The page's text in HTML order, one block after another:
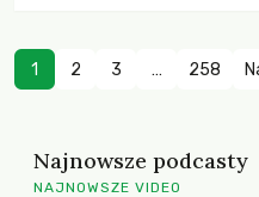
1 2 3 … 258
Najnowsze podcasty
NAJNOWSZE VIDEO